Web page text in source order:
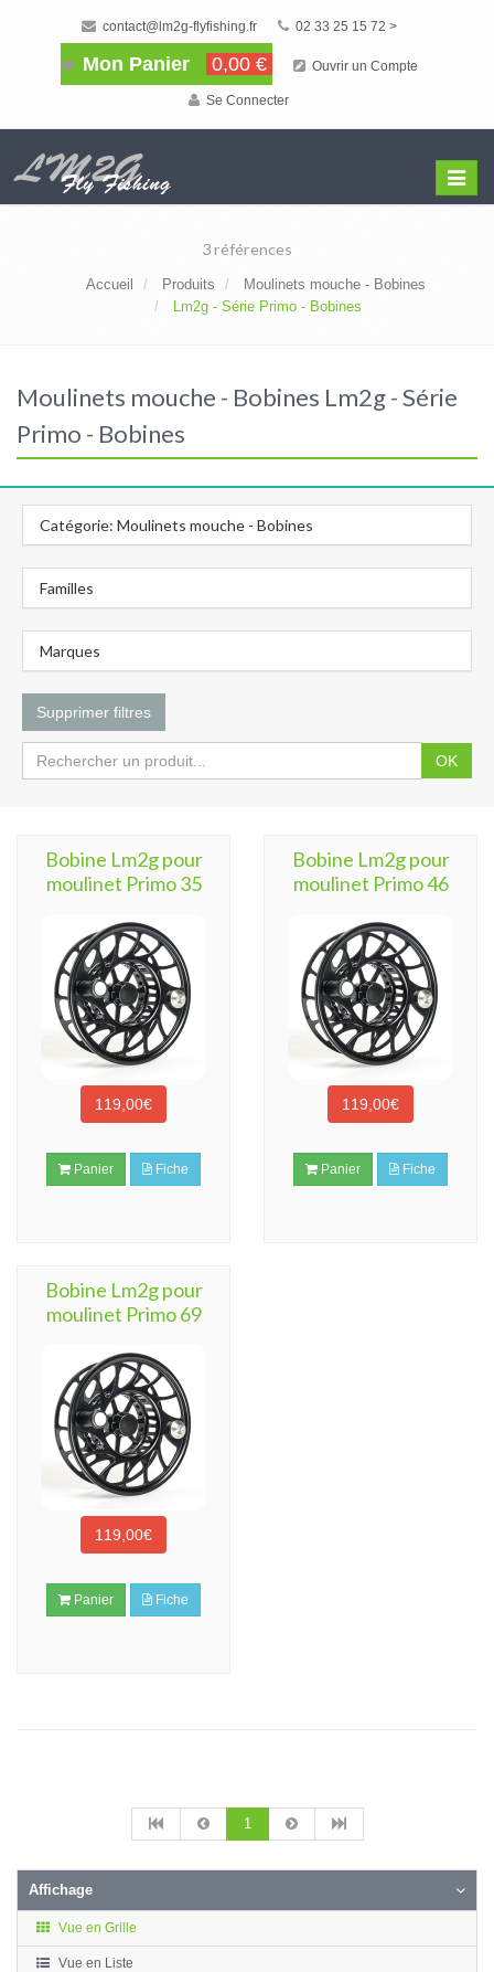
contact@lm2g-flyfishing.fr 02 33 25 15 72 >
Mon Panier 0,00 € Ouvrir un Compte
Se Connecter
Menu
3 références
Accueil Produits
Moulinets mouche - Bobines
Lm2g - Série Primo - Bobines
Moulinets mouche - Bobines Lm2g - Série
Primo - Bobines
Catégorie: Moulinets mouche - Bobines
Familles
Marques
Supprimer filtres
OK
Bobine Lm2g pour
moulinet Primo 35
119,00€
Panier Fiche
Bobine Lm2g pour
moulinet Primo 46
119,00€
Panier Fiche
Bobine Lm2g pour
moulinet Primo 69
119,00€
Panier Fiche
1
Affichage
Vue en Grille
Vue en Liste